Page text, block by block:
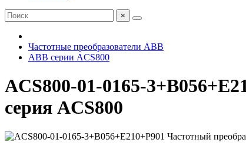
×
Частотные преобразователи ABB
ABB серии ACS800
ACS800-01-0165-
серия ACS800